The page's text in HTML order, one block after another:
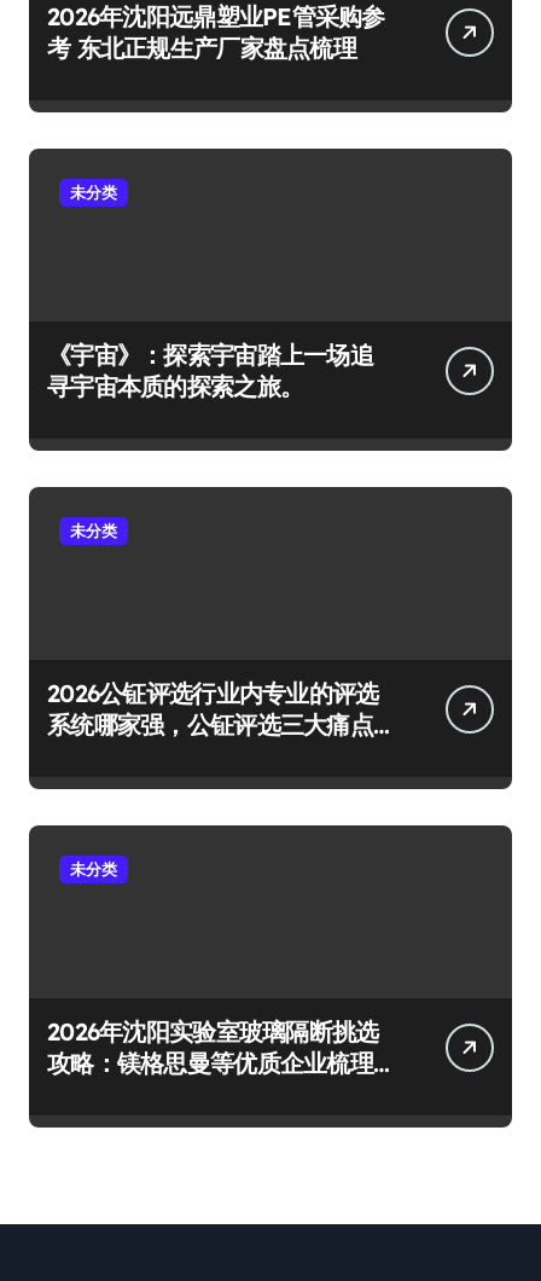
2026年沈阳远鼎塑业PE管采购参
考 东北正规生产厂家盘点梳理
未分类
《宇宙》：探索宇宙踏上一场追
寻宇宙本质的探索之旅。
未分类
2026公钲评选行业内专业的评选
系统哪家强，公钲评选三大痛点
未分类
2026年沈阳实验室玻璃隔断挑选
攻略：镁格思曼等优质企业梳理